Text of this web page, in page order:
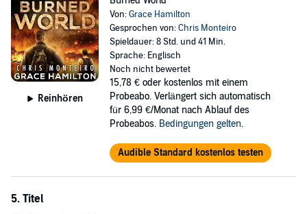
Reinhören
Von:Grace Hamilton
Gesprochen von:Chris Monteiro
Spieldauer: 8 Std. und 41 Min.
Sprache: Englisch
Noch nicht bewertet
15,78 € oder kostenlos mit einem
Probeabo. Verlängert sich automatisch
für 6,99 €/Monat nach Ablauf des
Probeabos. Bedingungen gelten.
Audible Standard kostenlos testen
5. Titel